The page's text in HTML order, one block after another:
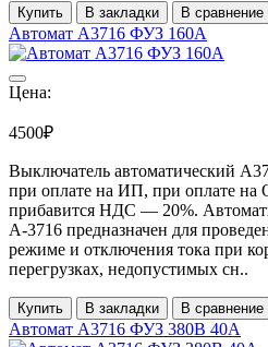
Купить В закладки В сравнение
Автомат А3716 ФУЗ 160А
Цена:
4500₽
Выключатель автоматический
при оплате на ИП, при оплате на
прибавится НДС ― 20%.
А-3716 предназначен для
режиме и отключения тока при
перегрузках, недопустимых сн..
Купить В закладки В сравнение
Автомат А3716 ФУЗ 380В 40А